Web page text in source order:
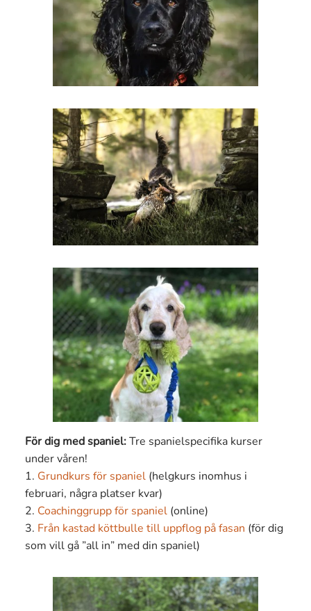
För dig med spaniel:Tre spanielspecifika kurser
under våren!
1. Grundkurs för spaniel (helgkurs inomhus i
februari, några platser kvar)
2. Coachinggrupp för spaniel (online)
3. Från kastad köttbulle till uppflog på fasan (för dig
som vill gå ”all in” med din spaniel)